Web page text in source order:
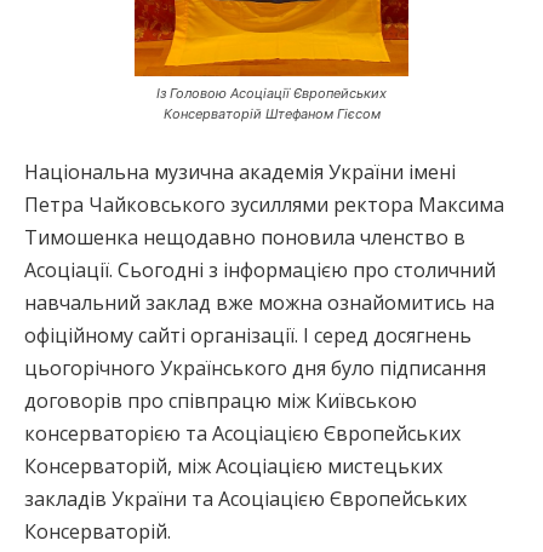
Із Головою Асоціації Європейських
Консерваторій Штефаном Гієсом
Національна музична академія України імені
Петра Чайковського зусиллями ректора Максима
Тимошенка нещодавно поновила членство в
Асоціації. Сьогодні з інформацією про столичний
навчальний заклад вже можна ознайомитись на
офіційному сайті організації. І серед досягнень
цьогорічного Українського дня було підписання
договорів про співпрацю між Київською
консерваторією та Асоціацією Європейських
Консерваторій, між Асоціацією мистецьких
закладів України та Асоціацією Європейських
Консерваторій.